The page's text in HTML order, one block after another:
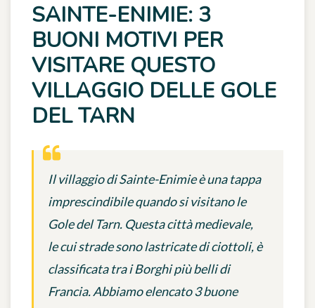
SAINTE-ENIMIE: 3
BUONI MOTIVI PER
VISITARE QUESTO
VILLAGGIO DELLE GOLE
DEL TARN
Il villaggio di Sainte-Enimie è una tappa
imprescindibile quando si visitano le
Gole del Tarn. Questa città medievale,
le cui strade sono lastricate di ciottoli, è
classificata tra i Borghi più belli di
Francia. Abbiamo elencato 3 buone